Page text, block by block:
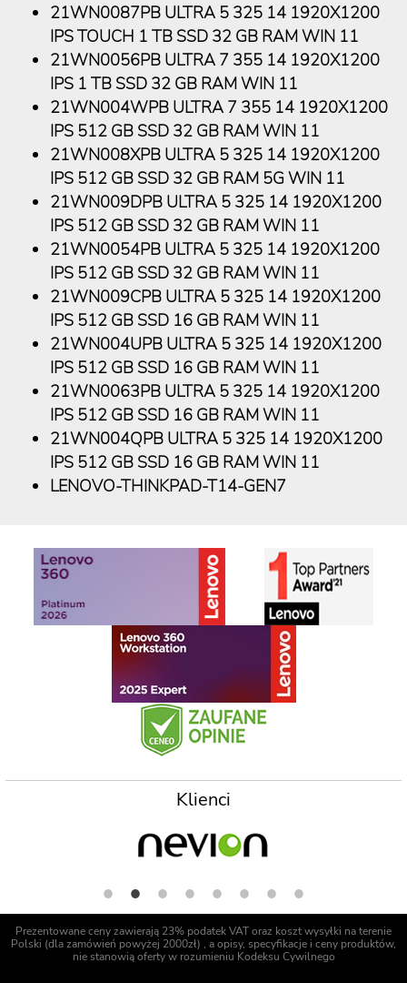
21WN0087PB ULTRA 5 325 14 1920X1200
IPS TOUCH 1 TB SSD 32 GB RAM WIN 11
21WN0056PB ULTRA 7 355 14 1920X1200
IPS 1 TB SSD 32 GB RAM WIN 11
21WN004WPB ULTRA 7 355 14 1920X1200
IPS 512 GB SSD 32 GB RAM WIN 11
21WN008XPB ULTRA 5 325 14 1920X1200
IPS 512 GB SSD 32 GB RAM 5G WIN 11
21WN009DPB ULTRA 5 325 14 1920X1200
IPS 512 GB SSD 32 GB RAM WIN 11
21WN0054PB ULTRA 5 325 14 1920X1200
IPS 512 GB SSD 32 GB RAM WIN 11
21WN009CPB ULTRA 5 325 14 1920X1200
IPS 512 GB SSD 16 GB RAM WIN 11
21WN004UPB ULTRA 5 325 14 1920X1200
IPS 512 GB SSD 16 GB RAM WIN 11
21WN0063PB ULTRA 5 325 14 1920X1200
IPS 512 GB SSD 16 GB RAM WIN 11
21WN004QPB ULTRA 5 325 14 1920X1200
IPS 512 GB SSD 16 GB RAM WIN 11
LENOVO-THINKPAD-T14-GEN7
Klienci
Prezentowane ceny zawierają 23% podatek VAT oraz koszt wysyłki na terenie
Polski (dla zamówień powyżej 2000zł) , a opisy, specyfikacje i ceny produktów,
nie stanowią oferty w rozumieniu Kodeksu Cywilnego